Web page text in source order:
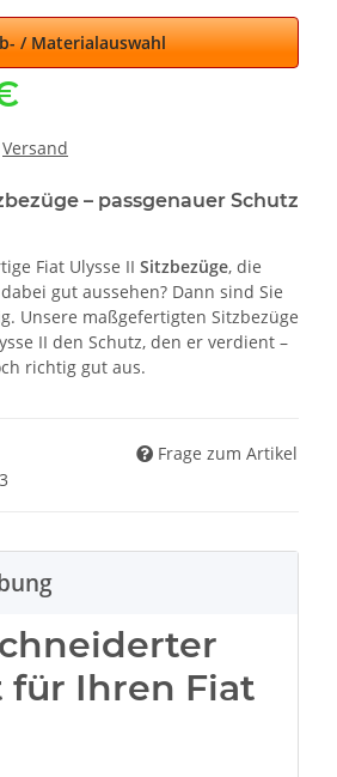
/ Materialauswahl
Versand
– passgenauer Schutz
Fiat Ulysse II Sitzbezüge, die
gut aussehen? Dann sind Sie
Unsere maßgefertigten Sitzbezüge
II den Schutz, den er verdient –
richtig gut aus.
Frage zum Artikel
für Ihren Fiat